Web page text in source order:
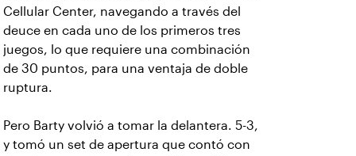
Cellular Center, navegando a través del
deuce en cada uno de los primeros tres
juegos, lo que requiere una combinación
de 30 puntos, para una ventaja de doble
ruptura.
Pero Barty volvió a tomar la delantera. 5-3,
y tomó un set de apertura que contó con